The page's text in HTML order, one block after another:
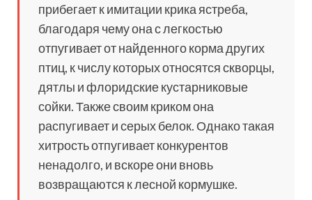
прибегает к имитации крика ястреба,
благодаря чему она с легкостью
отпугивает от найденного корма других
птиц, к числу которых относятся скворцы,
дятлы и флоридские кустарниковые
сойки. Также своим криком она
распугивает и серых белок. Однако такая
хитрость отпугивает конкурентов
ненадолго, и вскоре они вновь
возвращаются к лесной кормушке.